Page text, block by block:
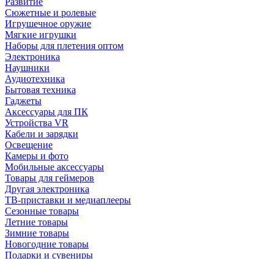
Сюжетные и ролевые
Игрушечное оружие
Мягкие игрушки
Наборы для плетения оптом
Электроника
Наушники
Аудиотехника
Бытовая техника
Гаджеты
Аксессуары для ПК
Устройства VR
Кабели и зарядки
Освещение
Камеры и фото
Мобильные аксессуары
Товары для геймеров
Другая электроника
ТВ-приставки и медиаплееры
Сезонные товары
Летние товары
Зимние товары
Новогодние товары
Подарки и сувениры